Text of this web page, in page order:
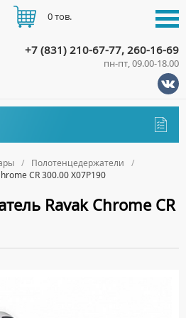
Полотенцедержатели
CR 300.00 X07P190
Ravak Chrome CR
+7 (831) 210-67-77, 260-16-69
пн-пт, 09.00-18.00
0 тов.
ДОСТАВКА
ОПЛАТА